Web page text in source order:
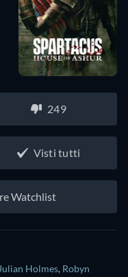
249
Visti tutti
Watchlist
Julian Holmes, Robyn